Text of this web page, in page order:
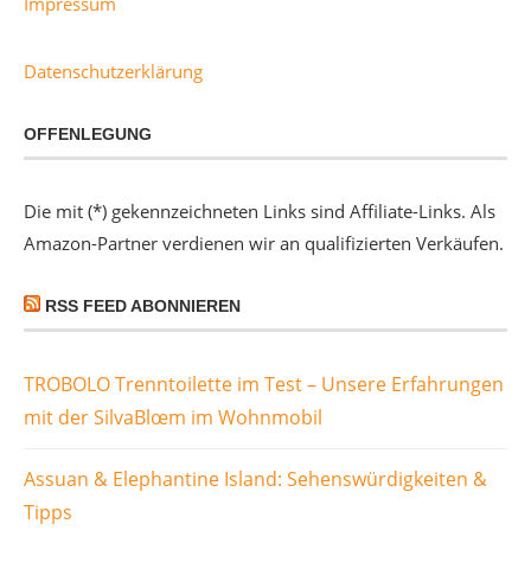
Datenschutzerklärung
OFFENLEGUNG
Die mit (*) gekennzeichneten Links sind Affiliate-Links. Als
Amazon-Partner verdienen wir an qualifizierten Verkäufen.
RSS FEED ABONNIEREN
TROBOLO Trenntoilette im Test – Unsere Erfahrungen
mit der SilvaBlœm im Wohnmobil
Assuan & Elephantine Island: Sehenswürdigkeiten &
Tipps